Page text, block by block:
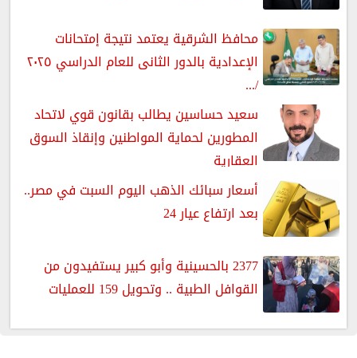
محافظ الشرقية يعتمد نتيجة إمتحانات
الإعدادية بالدور الثانى للعام الدراسي ٢٠٢٥
/...
سعيد حساسين يطالب بقانون قوي لاتحاد
المطورين لحماية المواطنين وإنقاذ السوق
العقارية
أسعار سبائك الذهب اليوم السبت في مصر..
بعد ارتفاع عيار 24
2377 بالحسينية وأبو كبير يستفيدون من
القوافل الطبية .. وتحويل 159 للعمليات